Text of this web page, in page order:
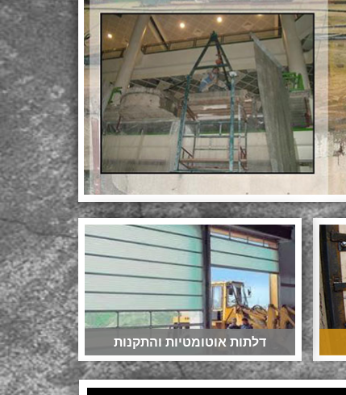
דלתות אוטומטיות והתקנות